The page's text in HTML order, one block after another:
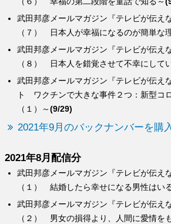
武田邦彦メールマガジン『テレビが伝え
ト ワクチンで大きな事件２つ：新型コ
（１）～(9/29)
武田邦彦メールマガジン『テレビが伝え
（８） 日本人を錯覚させて不幸にして
武田邦彦メールマガジン『テレビが伝え
（７） 日本人が幸福になるのが簡単な
2021年9月のバックナンバーを購
2021年8月配信分
武田邦彦メールマガジン『テレビが伝え
（２） 男女の損得より、人間に愛情を
武田邦彦メールマガジン『テレビが伝え
（１） 結婚したら幸せになる男性はい